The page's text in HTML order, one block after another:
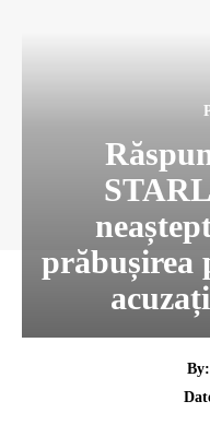
prăbușirea
By: